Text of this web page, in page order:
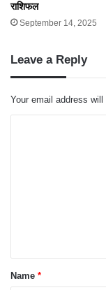
राशिफल
September 14, 2025
Leave a Reply
Your email address
*Name *